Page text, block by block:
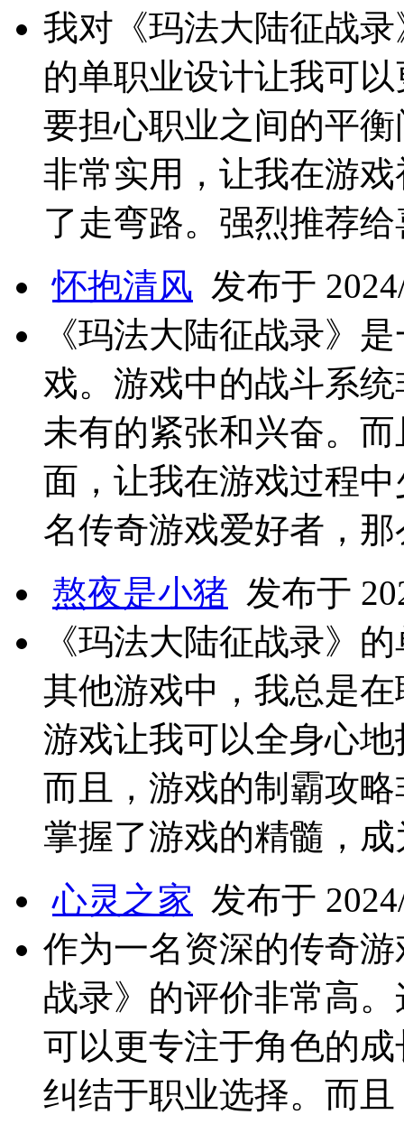
我对《玛法大陆征战
的单职业设计让我可
要担心职业之间的平
非常实用，让我在游
了走弯路。强烈推荐
怀抱清风 发布于
《玛法大陆征战录》
戏。游戏中的战斗系
未有的紧张和兴奋。
面，让我在游戏过程
名传奇游戏爱好者，
熬夜是小猪 发布于
《玛法大陆征战录》
其他游戏中，我总是
游戏让我可以全身心
而且，游戏的制霸攻
掌握了游戏的精髓，
心灵之家 发布于
作为一名资深的传奇
战录》的评价非常高
可以更专注于角色的
纠结于职业选择。而